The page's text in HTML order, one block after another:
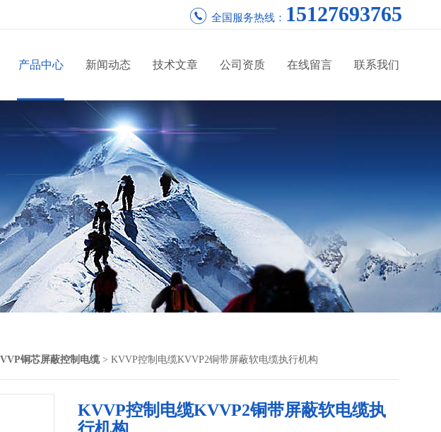
全国服务热线： 15127693765
产品中心 新闻动态 技术文章 公司资质 在线留言 联系我们
铜芯屏蔽控制电缆> KVVP控制电缆KVVP2铜带屏蔽软电缆执行机构
KVVP控制电缆KVVP2铜带屏蔽软电缆执